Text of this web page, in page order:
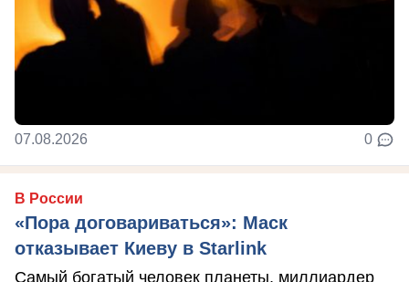
07.08.2026 0
В России
«Пора договариваться»: Маск
отказывает Киеву в Starlink
Самый богатый человек планеты, миллиардер